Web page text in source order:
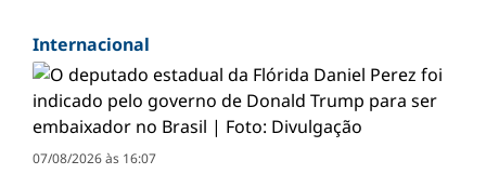
Internacional
07/08/2026 às 16:07